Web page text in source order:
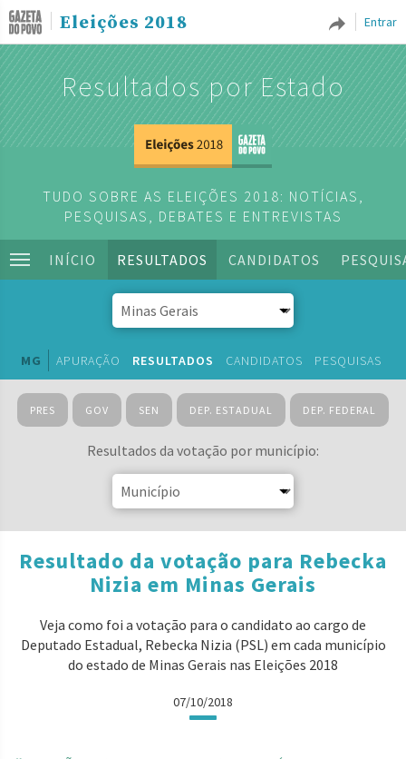
Entrar
Eleições 2018
Resultados por Estado
TUDO SOBRE AS ELEIÇÕES 2018: NOTÍCIAS,
PESQUISAS, DEBATES E ENTREVISTAS
INÍCIO RESULTADOS CANDIDATOS
MG APURAÇÃO RESULTADOS CANDIDATOS PESQUISAS
PRES GOV SEN DEP. ESTADUAL DEP. FEDERAL
Resultados da votação por município:
Resultado da votação para Rebecka
Nizia em Minas Gerais
Veja como foi a votação para o candidato ao cargo de
Deputado Estadual, Rebecka Nizia (PSL) em cada município
do estado de Minas Gerais nas Eleições 2018
07/10/2018